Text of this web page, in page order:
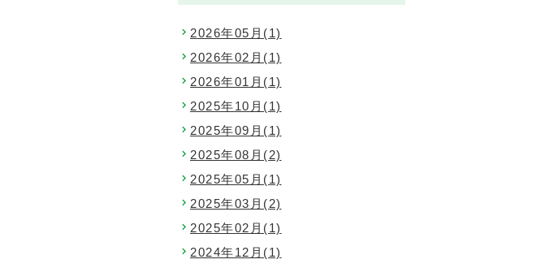
2026年05月(1)
2026年02月(1)
2026年01月(1)
2025年10月(1)
2025年09月(1)
2025年08月(2)
2025年05月(1)
2025年03月(2)
2025年02月(1)
2024年12月(1)